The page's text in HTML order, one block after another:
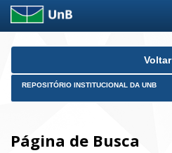
Skip
Voltar
REPOSITÓRIO INSTITUCIONAL DA UNB
Página de Busca